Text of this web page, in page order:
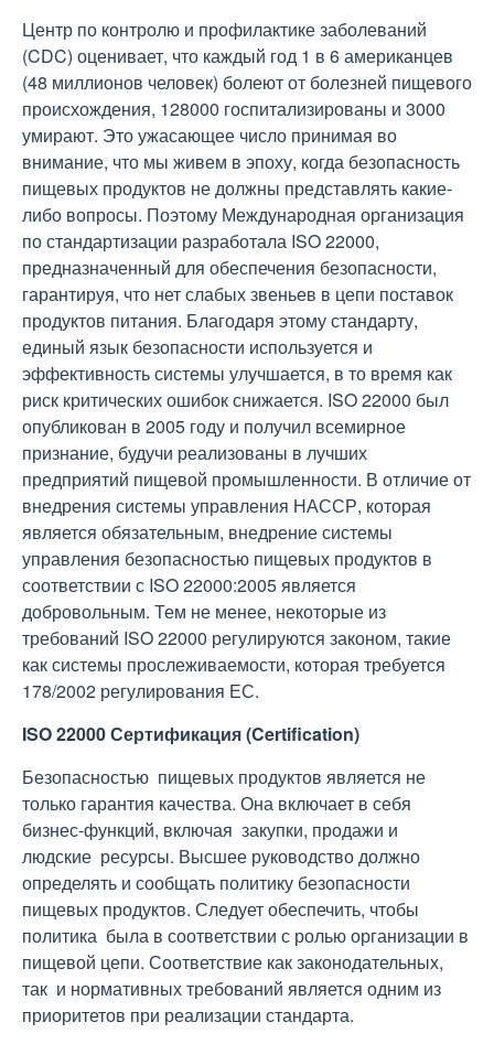
Центр по контролю и профилактике заболеваний
(CDC) оценивает, что каждый год 1 в 6 американцев
(48 миллионов человек) болеют от болезней пищевого
происхождения, 128000 госпитализированы и 3000
умирают. Это ужасающее число принимая во
внимание, что мы живем в эпоху, когда безопасность
пищевых продуктов не должны представлять какие-
либо вопросы. Поэтому Международная организация
по стандартизации разработала ISO 22000,
предназначенный для обеспечения безопасности,
гарантируя, что нет слабых звеньев в цепи поставок
продуктов питания. Благодаря этому стандарту,
единый язык безопасности используется и
эффективность системы улучшается, в то время как
риск критических ошибок снижается. ISO 22000 был
опубликован в 2005 году и получил всемирное
признание, будучи реализованы в лучших
предприятий пищевой промышленности. В отличие от
внедрения системы управления НАССР, которая
является обязательным, внедрение системы
управления безопасностью пищевых продуктов в
соответствии с ISO 22000:2005 является
добровольным. Тем не менее, некоторые из
требований ISO 22000 регулируются законом, такие
как системы прослеживаемости, которая требуется
178/2002 регулирования ЕС.
ISO 22000 Сертификация (Certification)
Безопасностью пищевых продуктов является не
только гарантия качества. Она включает в себя
бизнес-функций, включая закупки, продажи и
людские ресурсы. Высшее руководство должно
определять и сообщать политику безопасности
пищевых продуктов. Следует обеспечить, чтобы
политика была в соответствии с ролью организации в
пищевой цепи. Соответствие как законодательных,
так и нормативных требований является одним из
приоритетов при реализации стандарта.